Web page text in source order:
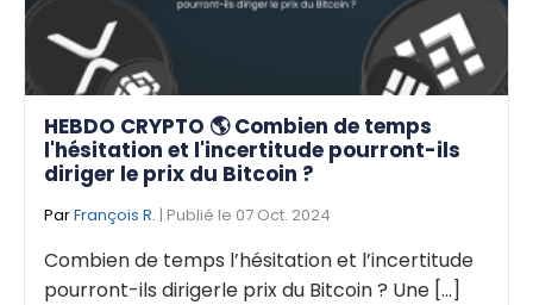
HEBDO CRYPTO 🌎 Combien de temps
l'hésitation et l'incertitude pourront-ils
diriger le prix du Bitcoin ?
ParFrançois R. | Publié le 07 Oct. 2024
Combien de temps l’hésitation et l’incertitude
pourront-ils dirigerle prix du Bitcoin ? Une [...]